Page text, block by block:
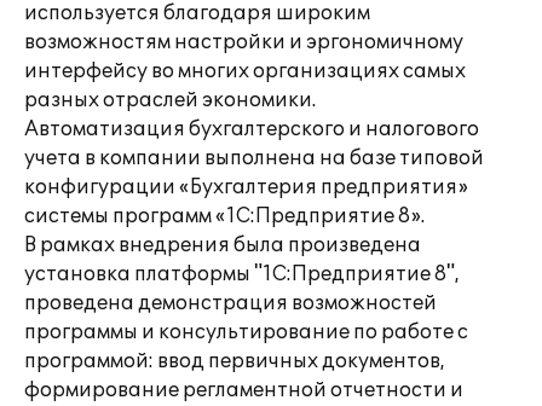
используется благодаря широким
возможностям настройки и эргономичному
интерфейсу во многих организациях самых
разных отраслей экономики.
Автоматизация бухгалтерского и налогового
учета в компании выполнена на базе типовой
конфигурации «Бухгалтерия предприятия»
системы программ «1С:Предприятие 8».
В рамках внедрения была произведена
установка платформы "1С:Предприятие 8",
проведена демонстрация возможностей
программы и консультирование по работе с
программой: ввод первичных документов,
формирование регламентной отчетности и